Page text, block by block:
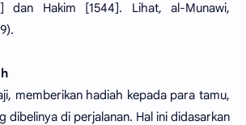
dan Hakim [1544]. Lihat, al-Munawi,
memberikan hadiah kepada para tamu,
dibelinya di perjalanan. Hal ini didasarkan